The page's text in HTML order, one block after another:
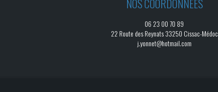
NOS COORDONNÉES
06 23 00 70 89
22 Route des Reynats 33250 Cissac-Médoc
j.yonnet@hotmail.com